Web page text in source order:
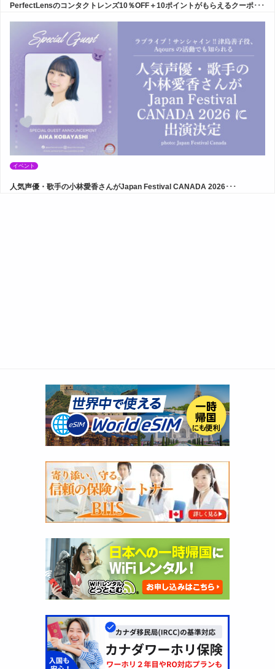
PerfectLensのコンタクトレンズ10％OFF＋10ポイントがもらえるクーポ･･･
イベント
人気声優・歌手の小林愛香さんがJapan Festival CANADA 2026･･･